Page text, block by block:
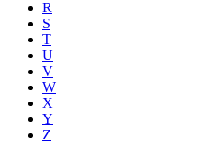
R
S
T
U
V
W
X
Y
Z